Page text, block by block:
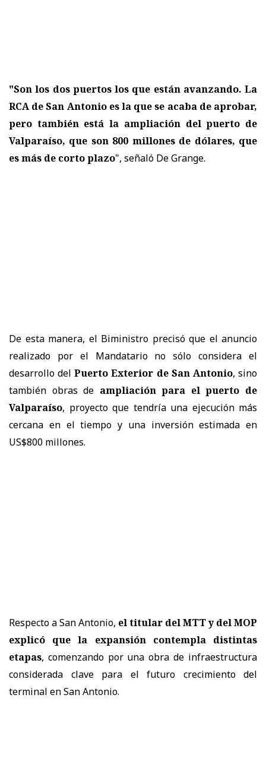
"Son los dos puertos los que están avanzando. La
RCA de San Antonio es la que se acaba de aprobar,
pero también está la ampliación del puerto de
Valparaíso, que son 800 millones de dólares, que
es más de corto plazo", señaló De Grange.
De esta manera, el Biministro precisó que el anuncio
realizado por el Mandatario no sólo considera el
desarrollo delPuerto Exterior de San Antonio, sino
también obras de ampliación para el puerto de
Valparaíso, proyecto que tendría una ejecución más
cercana en el tiempo y una inversión estimada en
US$800 millones.
Respecto a San Antonio, el titular del MTT y del MOP
explicó que la expansión contempla distintas
etapas, comenzando por una obra de infraestructura
considerada clave para el futuro crecimiento del
terminal en San Antonio.